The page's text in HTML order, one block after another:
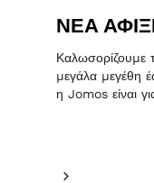
ΝΈΑ
Καλωσορίζουμε
μεγάλα μεγέθη
η Jomos είναι